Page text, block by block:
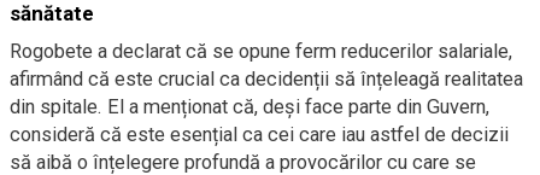
sănătate
Rogobete a declarat că se opune ferm reducerilor salariale,
afirmând că este crucial ca decidenții să înțeleagă realitatea
din spitale. El a menționat că, deși face parte din Guvern,
consideră că este esențial ca cei care iau astfel de decizii
să aibă o înțelegere profundă a provocărilor cu care se